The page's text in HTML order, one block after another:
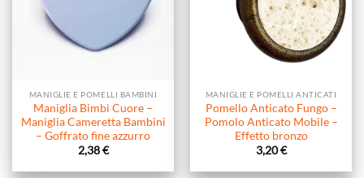
MANIGLIE E POMELLI BAMBINI
Maniglia Bimbi Cuore –
Maniglia Cameretta Bambini
– Goffrato fine azzurro
2,38€
MANIGLIE E POMELLI ANTICATI
Pomello Anticato Fungo –
Pomolo Anticato Mobile –
Effetto bronzo
3,20€